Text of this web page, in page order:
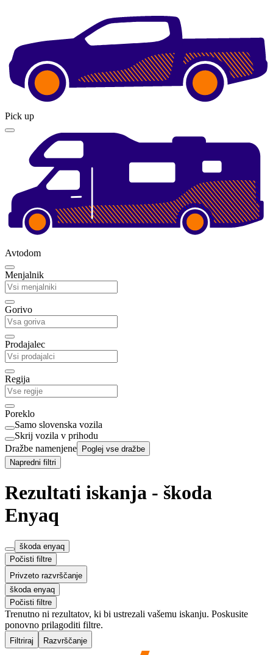
Pick up
Avtodom
Menjalnik
Gorivo
Prodajalec
Regija
Poreklo
Samo slovenska vozila
Skrij vozila v prihodu
Dražbe namenjene Poglej vse dražbe
Napredni filtri
Rezultati iskanja - škoda
Enyaq
škoda enyaq
Počisti filtre
Privzeto razvrščanje
škoda enyaq
Počisti filtre
Trenutno ni rezultatov, ki bi ustrezali vašemu iskanju. Poskusite
ponovno prilagoditi filtre.
Filtriraj Razvrščanje